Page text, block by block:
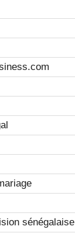
sénégalaise